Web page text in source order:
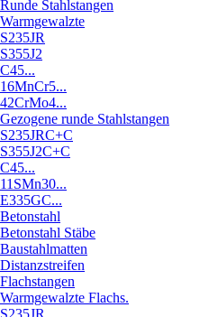
Runde Stahlstangen
Warmgewalzte
S235JR
S355J2
C45...
16MnCr5...
42CrMo4...
Gezogene runde Stahlstangen
S235JRC+C
S355J2C+C
C45...
11SMn30...
E335GC...
Betonstahl
Betonstahl Stäbe
Baustahlmatten
Distanzstreifen
Flachstangen
Warmgewalzte Flachs.
S235JR